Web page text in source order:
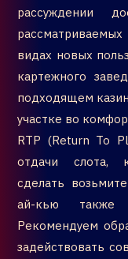
рассуждении
видах новых
картежного
подходящем
участке во
RTP (Return To
отдачи слота,
сделать
ай-кью также
Рекомендуем
задействовать